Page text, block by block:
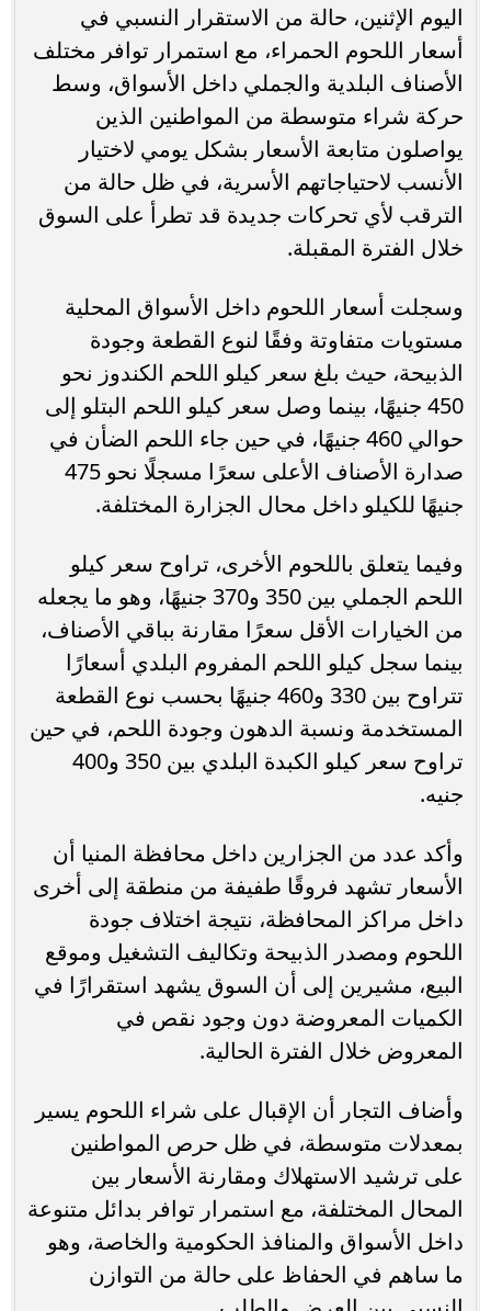
اليوم الإثنين، حالة من الاستقرار النسبي في
أسعار اللحوم الحمراء، مع استمرار توافر مختلف
الأصناف البلدية والجملي داخل الأسواق، وسط
حركة شراء متوسطة من المواطنين الذين
يواصلون متابعة الأسعار بشكل يومي لاختيار
الأنسب لاحتياجاتهم الأسرية، في ظل حالة من
الترقب لأي تحركات جديدة قد تطرأ على السوق
خلال الفترة المقبلة.
وسجلت أسعار اللحوم داخل الأسواق المحلية
مستويات متفاوتة وفقًا لنوع القطعة وجودة
الذبيحة، حيث بلغ سعر كيلو اللحم الكندوز نحو
450 جنيهًا، بينما وصل سعر كيلو اللحم البتلو إلى
حوالي 460 جنيهًا، في حين جاء اللحم الضأن في
صدارة الأصناف الأعلى سعرًا مسجلًا نحو 475
جنيهًا للكيلو داخل محال الجزارة المختلفة.
وفيما يتعلق باللحوم الأخرى، تراوح سعر كيلو
اللحم الجملي بين 350 و370 جنيهًا، وهو ما يجعله
من الخيارات الأقل سعرًا مقارنة بباقي الأصناف،
بينما سجل كيلو اللحم المفروم البلدي أسعارًا
تتراوح بين 330 و460 جنيهًا بحسب نوع القطعة
المستخدمة ونسبة الدهون وجودة اللحم، في حين
تراوح سعر كيلو الكبدة البلدي بين 350 و400
جنيه.
وأكد عدد من الجزارين داخل محافظة المنيا أن
الأسعار تشهد فروقًا طفيفة من منطقة إلى أخرى
داخل مراكز المحافظة، نتيجة اختلاف جودة
اللحوم ومصدر الذبيحة وتكاليف التشغيل وموقع
البيع، مشيرين إلى أن السوق يشهد استقرارًا في
الكميات المعروضة دون وجود نقص في
المعروض خلال الفترة الحالية.
وأضاف التجار أن الإقبال على شراء اللحوم يسير
بمعدلات متوسطة، في ظل حرص المواطنين
على ترشيد الاستهلاك ومقارنة الأسعار بين
المحال المختلفة، مع استمرار توافر بدائل متنوعة
داخل الأسواق والمنافذ الحكومية والخاصة، وهو
ما ساهم في الحفاظ على حالة من التوازن